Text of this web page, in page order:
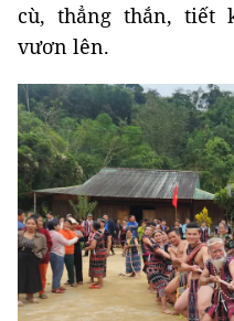
cù, thẳng thắn, tiết
vươn lên.